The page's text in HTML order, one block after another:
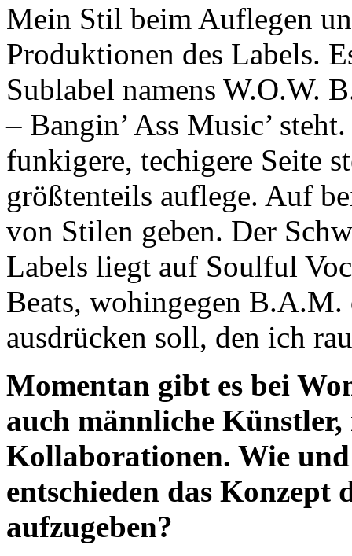
Mein Stil beim Auflegen
Produktionen des Labels.
Sublabel namens W.O.W.
– Bangin’ Ass Music’
funkigere, techigere Seite
größtenteils auflege. Auf
von Stilen geben. Der
Labels liegt auf Soulful
Beats, wohingegen B.A.M.
ausdrücken soll, den ich
Momentan gibt es bei
auch männliche Künstler,
Kollaborationen. Wie
entschieden das
aufzugeben?